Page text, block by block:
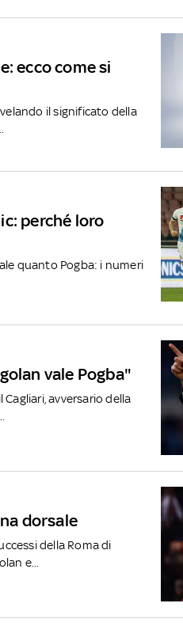
ecco come si
il significato della
perché loro
quanto Pogba: i numeri
vale Pogba"
avversario della
dorsale
della Roma di
e...